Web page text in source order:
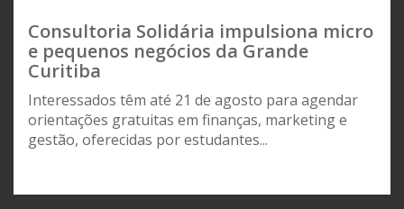
Consultoria Solidária impulsiona micro
e pequenos negócios da Grande
Curitiba
Interessados têm até 21 de agosto para agendar
orientações gratuitas em finanças, marketing e
gestão, oferecidas por estudantes...